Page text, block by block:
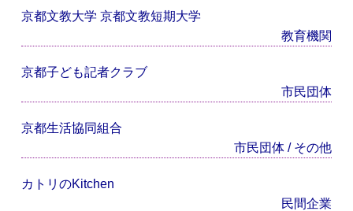
京都文教大学 京都文教短期大学
教育機関
京都子ども記者クラブ
市民団体
京都生活協同組合
市民団体 / その他
カトリのKitchen
民間企業